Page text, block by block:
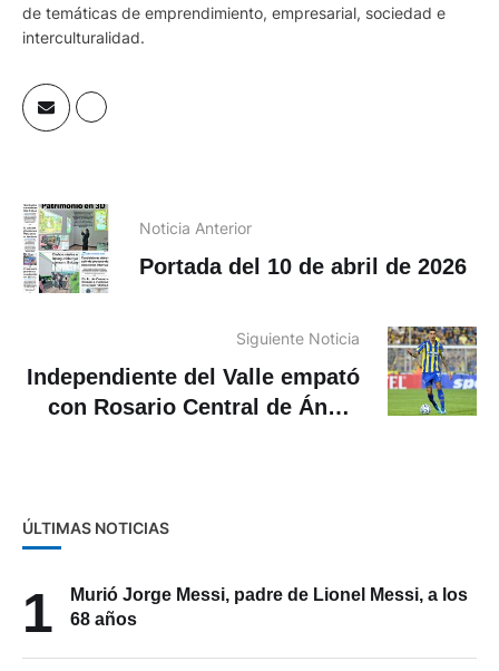
de temáticas de emprendimiento, empresarial, sociedad e
interculturalidad.
Noticia Anterior
Portada del 10 de abril de 2026
Siguiente Noticia
Independiente del Valle empató
con Rosario Central de Ángel
ÚLTIMAS NOTICIAS
1
Murió Jorge Messi, padre de Lionel Messi, a los
68 años